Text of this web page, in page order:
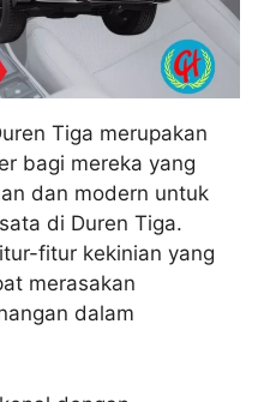
Tiga merupakan
bagi mereka yang
dan modern untuk
di Duren Tiga.
fitur kekinian yang
merasakan
dalam